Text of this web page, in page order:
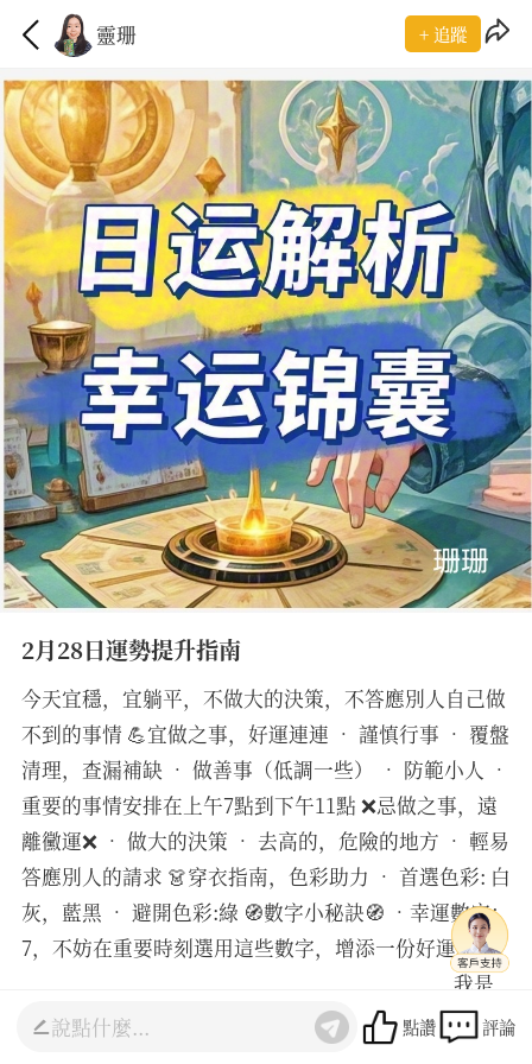
靈珊 + 追蹤
2月28日運勢提升指南
今天宜穩，宜躺平，不做大的決策，不答應別人自己做
不到的事情 💪宜做之事，好運連連 • 謹慎行事 • 覆盤
清理，查漏補缺 • 做善事（低調一些） • 防範小人 •
重要的事情安排在上午7點到下午11點 ❌忌做之事，遠
離黴運❌ • 做大的決策 • 去高的，危險的地方 • 輕易
答應別人的請求 👗穿衣指南，色彩助力 • 首選色彩: 白
灰，藍黑 • 避開色彩:綠 🧭數字小秘訣🧭 •幸運數字：
7，不妨在重要時刻選用這些數字，增添一份好運。
________________________________________ 我是
珊珊老師，有10年的占卜和調頻經驗，精通塔羅占卜和
生命靈數測算，如需詳細諮詢感情，事業，財運等可以
點讚 評論